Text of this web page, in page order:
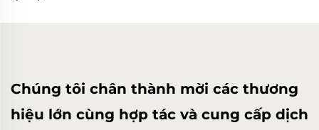
Chúng tôi chân thành mời các thương
hiệu lớn cùng hợp tác và cung cấp dịch